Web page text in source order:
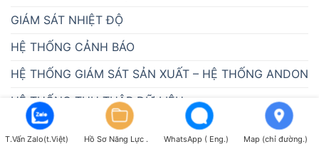
GIÁM SÁT NHIỆT ĐỘ
HỆ THỐNG CẢNH BÁO
HỆ THỐNG GIÁM SÁT SẢN XUẤT – HỆ THỐNG ANDON
HỆ THỐNG THU THẬP DỮ LIỆU
HỆ THỐNG XẾP HÀNG TỰ ĐỘNG
T.Vấn Zalo(t.Việt) Hồ Sơ Năng Lực . WhatsApp ( Eng.) Map (chỉ đường.)